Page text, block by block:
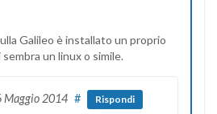
Galileo è installato un proprio
un linux o simile.
Maggio 2014 # Rispondi